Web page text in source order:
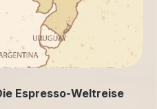
Espresso-Weltreise